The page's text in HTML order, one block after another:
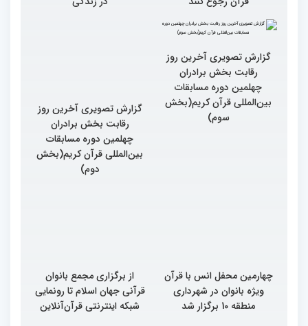
گزارش تصویری آخرین روز
رقابت بخش برادران
گزارش تصویری آخرین روز
رقابت بخش برادران
چهلمین دوره مسابقات
بین‌المللی قرآن کریم(بخش
دوم)
چهارمین محفل انس با قرآن
ویژه بانوان در شهرداری
منطقه 10 برگزار شد
از برگزاری مجمع بانوان
قرآنی جهان اسلام تا رونمایی
شبکه اینترنتی قرآن‌آنلاین